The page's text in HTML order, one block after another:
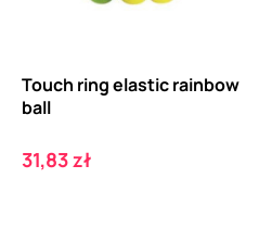
Touch ring elastic rainbow
ball
Cena
31,83 zł